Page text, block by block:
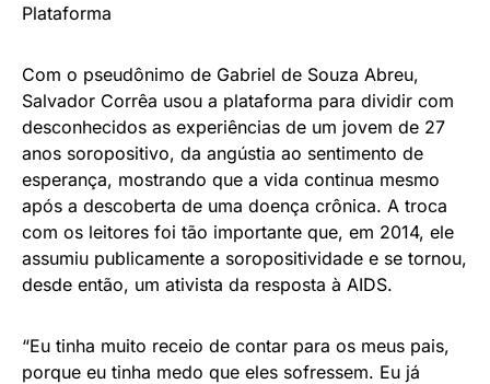
Plataforma
Com o pseudônimo de Gabriel de Souza Abreu,
Salvador Corrêa usou a plataforma para dividir com
desconhecidos as experiências de um jovem de 27
anos soropositivo, da angústia ao sentimento de
esperança, mostrando que a vida continua mesmo
após a descoberta de uma doença crônica. A troca
com os leitores foi tão importante que, em 2014, ele
assumiu publicamente a soropositividade e se tornou,
desde então, um ativista da resposta à AIDS.
“Eu tinha muito receio de contar para os meus pais,
porque eu tinha medo que eles sofressem. Eu já